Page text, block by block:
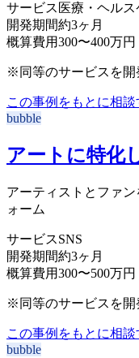
サービス 医療・ヘルス
開発期間約3ヶ月
概算費用300〜400万円
※同等のサービスを開
この事例をもとに相談
bubble
アートに特化
アーティストとファ
ォーム
サービスSNS
開発期間約3ヶ月
概算費用300〜500万円
※同等のサービスを開
この事例をもとに相談
bubble